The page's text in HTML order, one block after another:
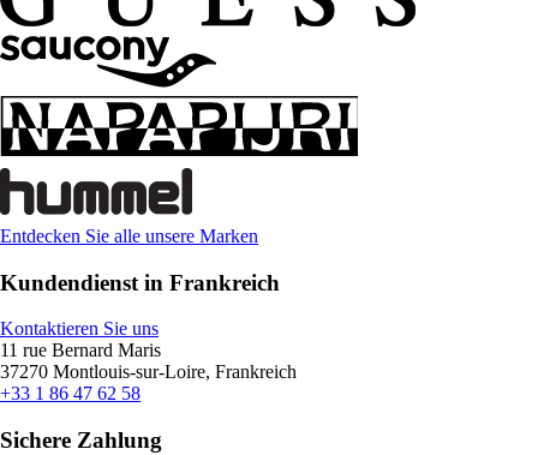
Entdecken Sie alle unsere Marken
Kundendienst in Frankreich
Kontaktieren Sie uns
11 rue Bernard Maris
37270 Montlouis-sur-Loire, Frankreich
+33 1 86 47 62 58
Sichere Zahlung